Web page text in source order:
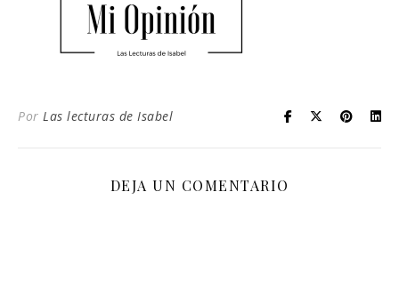
Por Las lecturas de Isabel
DEJA UN COMENTARIO